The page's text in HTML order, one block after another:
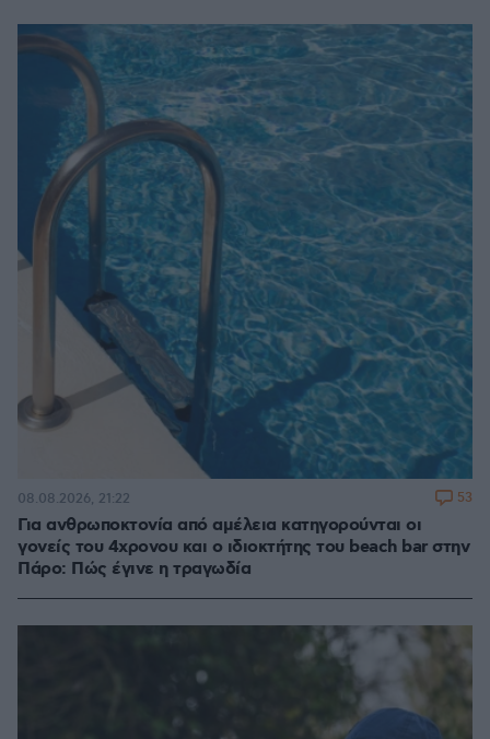
Για ανθρωποκτονία από αμέλεια κατηγορούνται οι
γονείς του 4χρονου και ο ιδιοκτήτης του beach bar στην
Πάρο: Πώς έγινε η τραγωδία
08.08.2026, 21:22 53